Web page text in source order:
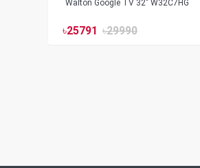
Walton Google TV 32" W32C7HG
৳25791 ৳29990